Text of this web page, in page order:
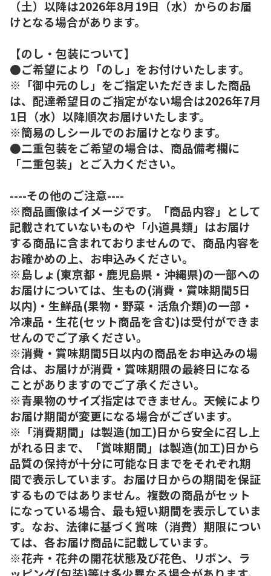
（土）以降は2026年8月19日（水）からのお届
けとなる場合があります。
【のし・包装について】
●ご希望により「のし」をお付けいたします。
※「御中元のし」をご指定いただきました商品
は、配達希望日のご指定がない場合は2026年7月
1日（水）以降順次お届けいたします。
※簡易のしシールでのお届けとなります。
●二重包装をご希望の場合は、商品備考欄に
「二重包装」とご入力ください。
----その他のご注意----
※商品画像はイメージです。「商品内容」として
記載されていないものや「小道具類」はお届け
する商品に含まれておりませんので、商品内容を
お確かめの上、お申込みください。
※島しょ(東京都・鹿児島県・沖縄県)の一部への
お届けについては、生もの(消費・賞味期間5日
以内)・生鮮品(果物・野菜・活魚介類)の一部・
冷凍品・生花(セット商品を含む)は受付ができま
せんのでご了承ください。
※消費・賞味期間5日以内の商品をお申込みの場
合は、お届けが消費・賞味期限の最終日になる
ことがありますのでご了承ください。
※青果物のサイズ指定はできません。天候により
お届け期間が変更になる場合がございます。
※「消費期間」は製造(加工)日から安全に召し上
がれる日まで、「賞味期間」は製造(加工)日から
品質の保持が十分に可能な日までをそれぞれ期
間で表示しています。お届け日からの期間を保証
するものではありません。複数の商品がセット
になっている場合、最も短い期間を表示していま
す。なお、法律に基づく賞味（消費）期限につい
ては、各お届け商品に記載しています。
※花卉・花弁の開花状態及び花色、リボン、ラ